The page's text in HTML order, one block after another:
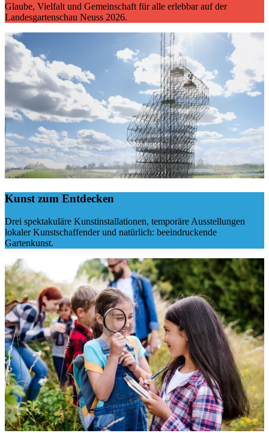
Glaube, Vielfalt und Gemeinschaft für alle erlebbar auf der
Landesgartenschau Neuss 2026.
Kunst zum Entdecken
Drei spektakuläre Kunstinstallationen, temporäre Ausstellungen
lokaler Kunstschaffender und natürlich: beeindruckende
Gartenkunst.